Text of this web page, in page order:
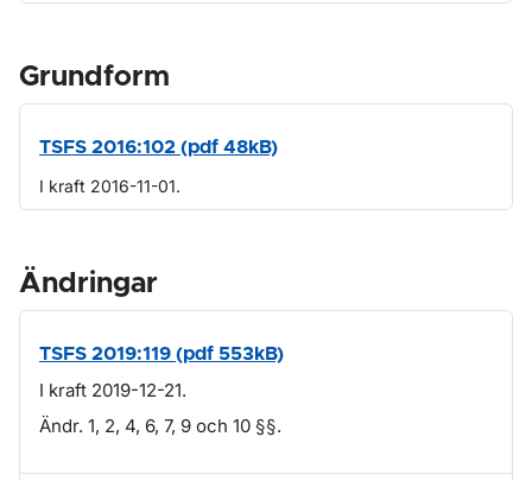
Grundform
TSFS 2016:102 (pdf 48kB)
I kraft 2016-11-01.
Ändringar
TSFS 2019:119 (pdf 553kB)
I kraft 2019-12-21.
Ändr. 1, 2, 4, 6, 7, 9 och 10 §§.